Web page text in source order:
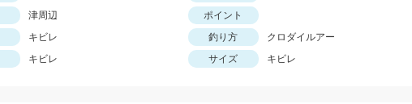
津周辺
ポイント
キビレ 釣り方
クロダイルアー
キビレ サイズ キビレ